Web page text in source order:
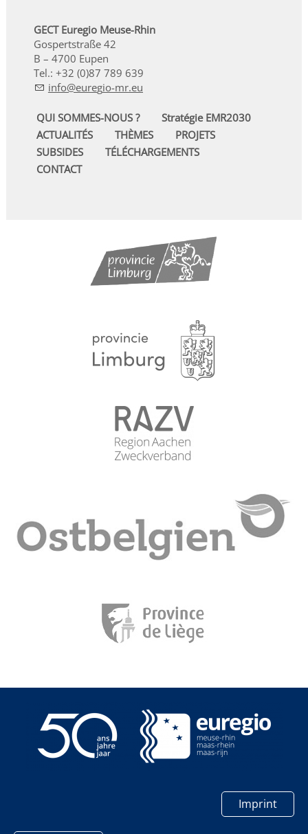
GECT Euregio Meuse-Rhin
Gospertstraße 42
B – 4700 Eupen
Tel.: +32 (0)87 789 639
nf
r g -mr
QUI SOMMES-NOUS ?
Stratégie EMR2030
ACTUALITÉS
THÈMES
PROJETS
SUBSIDES
TÉLÉCHARGEMENTS
CONTACT
Imprint